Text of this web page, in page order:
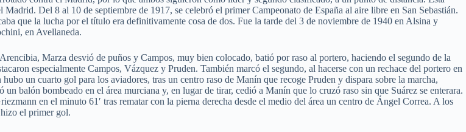
Del 8 al 10 de septiembre de 1917, se celebró el primer Campeonato de España al aire libre en San Sebastián.
que la lucha por el título era definitivamente cosa de dos. Fue la tarde del 3 de noviembre de 1940 en Alsina y
en Avellaneda.
Marza desvió de puños y Campos, muy bien colocado, batió por raso al portero, haciendo el segundo de la
especialmente Campos, Vázquez y Pruden. También marcó el segundo, al hacerse con un rechace del portero en
un cuarto gol para los aviadores, tras un centro raso de Manín que recoge Pruden y dispara sobre la marcha,
balón bombeado en el área murciana y, en lugar de tirar, cedió a Manín que lo cruzó raso sin que Suárez se enterara.
en el minuto 61′ tras rematar con la pierna derecha desde el medio del área un centro de Ángel Correa. A los
el primer gol.